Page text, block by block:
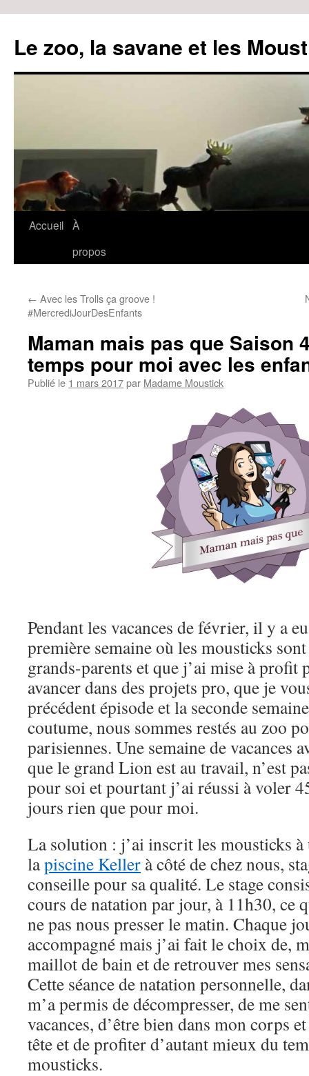
Le zoo, la savane et les
Aller
Accueil À
propos
← Avec les Trolls ça groove !
#MercrediJourDesEnfants
Maman mais pas que Saison
temps pour moi avec les
Publié le 1 mars 2017par Madame Moustick
Pendant les vacances de février, il y a
première semaine où les mousticks
grands-parents et que j’ai mise à profit
avancer dans des projets pro, que je
précédent épisode et la seconde
coutume, nous sommes restés au zoo
parisiennes. Une semaine de vacances
que le grand Lion est au travail, n’est
pour soi et pourtant j’ai réussi à voler
jours rien que pour moi.
La solution : j’ai inscrit les mousticks à
lapiscine Keller à côté de chez nous,
conseille pour sa qualité. Le stage
cours de natation par jour, à 11h30, ce
ne pas nous presser le matin. Chaque
accompagné mais j’ai fait le choix de,
maillot de bain et de retrouver mes
Cette séance de natation personnelle,
m’a permis de décompresser, de me
vacances, d’être bien dans mon corps
tête et de profiter d’autant mieux du
mousticks.